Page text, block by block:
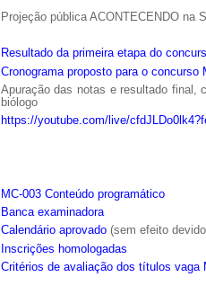
Projeção pública ACONTECENDO na
Resultado da primeira etapa do
Cronograma proposto para o concurso
Apuração das notas e resultado final,
biólogo
https://youtube.com/live/
MC-003 Conteúdo programático
Banca examinadora
Calendário aprovado(sem efeito
Inscrições homologadas
Critérios de avaliação dos títulos vaga